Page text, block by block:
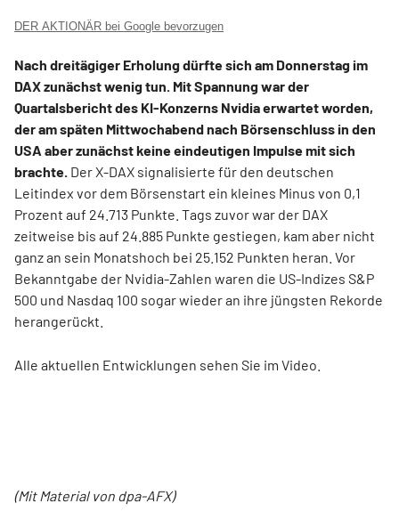
DER AKTIONÄR bei Google bevorzugen
Nach dreitägiger Erholung dürfte sich am Donnerstag im
DAX zunächst wenig tun. Mit Spannung war der
Quartalsbericht des KI-Konzerns Nvidia erwartet worden,
der am späten Mittwochabend nach Börsenschluss in den
USA aber zunächst keine eindeutigen Impulse mit sich
brachte. Der X-DAX signalisierte für den deutschen
Leitindex vor dem Börsenstart ein kleines Minus von 0,1
Prozent auf 24.713 Punkte. Tags zuvor war der DAX
zeitweise bis auf 24.885 Punkte gestiegen, kam aber nicht
ganz an sein Monatshoch bei 25.152 Punkten heran. Vor
Bekanntgabe der Nvidia-Zahlen waren die US-Indizes S&P
500 und Nasdaq 100 sogar wieder an ihre jüngsten Rekorde
herangerückt.
Alle aktuellen Entwicklungen sehen Sie im Video.
(Mit Material von dpa-AFX)